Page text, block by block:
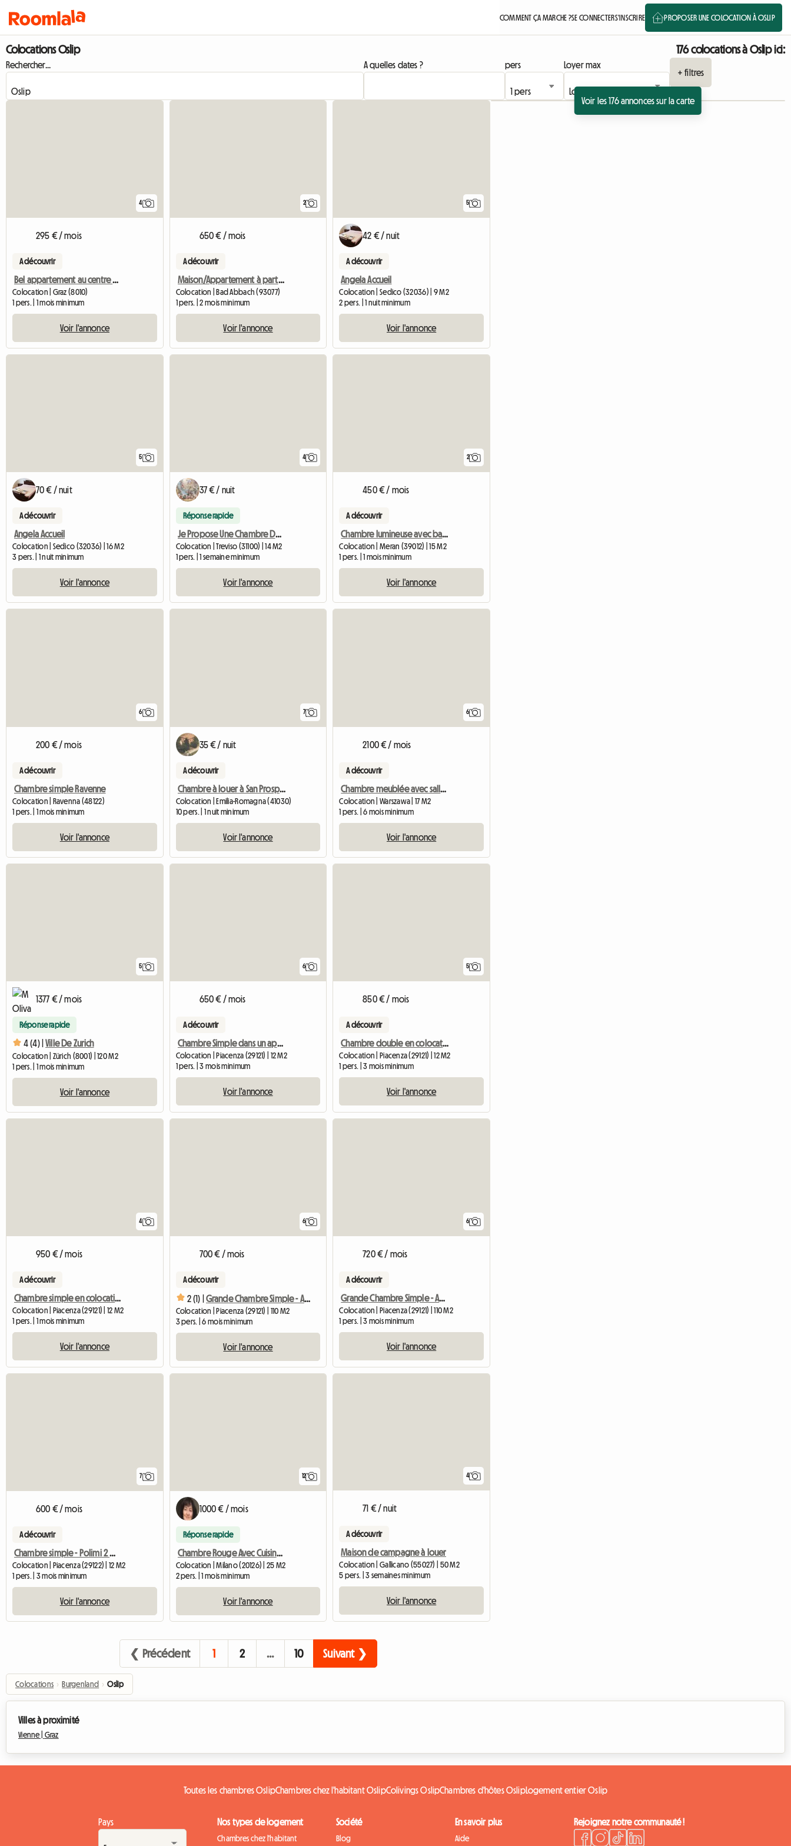
COMMENT ÇA MARCHE ?SE CONNECTERS'INSCRIRE PROPOSER UNE COLOCATION À OSLIP
Colocations Oslip 176 colocations à Oslip ici:
Rechercher... A quelles dates ? pers
Loyer max
+ filtres
Voir les 176 annonces sur la carte
4
295 € / mois
A découvrir
Bel appartement au centre de Graz
Colocation | Graz (8010)
1 pers. | 1 mois minimum
Voir l'annonce
2
650 € / mois
A découvrir
Maison/Appartement à partager à Charbonnières les Bains Juin
Colocation | Bad Abbach (93077)
1 pers. | 2 mois minimum
Voir l'annonce
5
42 € / nuit
A découvrir
Angela Accueil
Colocation | Sedico (32036) | 9 M2
2 pers. | 1 nuit minimum
Voir l'annonce
5
70 € / nuit
A découvrir
Angela Accueil
Colocation | Sedico (32036) | 16 M2
3 pers. | 1 nuit minimum
Voir l'annonce
4
37 € / nuit
Réponse rapide
Je Propose Une Chambre Double à Usage Individuel
Colocation | Treviso (31100) | 14 M2
1 pers. | 1 semaine minimum
Voir l'annonce
2
450 € / mois
A découvrir
Chambre lumineuse avec balcon et salle de bain séparée dans un appartement partagé pour 2 personnes
Colocation | Meran (39012) | 15 M2
1 pers. | 1 mois minimum
Voir l'annonce
6
200 € / mois
A découvrir
Chambre simple Ravenne
Colocation | Ravenna (48122)
1 pers. | 1 mois minimum
Voir l'annonce
7
35 € / nuit
A découvrir
Chambre à louer à San Prospero (MI)
Colocation | Emilia-Romagna (41030)
10 pers. | 1 nuit minimum
Voir l'annonce
6
2100 € / mois
A découvrir
Chambre meublée avec salle de bain privée dans un appartement partagé
Colocation | Warszawa | 17 M2
1 pers. | 6 mois minimum
Voir l'annonce
5
1377 € / mois
Réponse rapide
4 (4) | Ville De Zurich
Colocation | Zürich (8001) | 120 M2
1 pers. | 1 mois minimum
Voir l'annonce
6
650 € / mois
A découvrir
Chambre Simple dans un appartement partagé, uniquement pour étudiants - Polimi, UCSC
Colocation | Piacenza (29121) | 12 M2
1 pers. | 3 mois minimum
Voir l'annonce
5
850 € / mois
A découvrir
Chambre double en colocation - 1 min Polimi
Colocation | Piacenza (29121) | 12 M2
1 pers. | 3 mois minimum
Voir l'annonce
4
950 € / mois
A découvrir
Chambre simple en colocation
Colocation | Piacenza (29121) | 12 M2
1 pers. | 1 mois minimum
Voir l'annonce
6
700 € / mois
A découvrir
2 (1) | Grande Chambre Simple - Appartement Polimi-étudiants
Colocation | Piacenza (29121) | 110 M2
3 pers. | 6 mois minimum
Voir l'annonce
6
720 € / mois
A découvrir
Grande Chambre Simple - Appartement Polimi-étudiants
Colocation | Piacenza (29121) | 110 M2
1 pers. | 3 mois minimum
Voir l'annonce
7
600 € / mois
A découvrir
Chambre simple - Polimi 2 minutes à pied - Unicatt 10 minutes en bus
Colocation | Piacenza (29122) | 12 M2
1 pers. | 3 mois minimum
Voir l'annonce
12
1000 € / mois
Réponse rapide
Chambre Rouge Avec Cuisine À Usage Exclusif Près Du Métro
Colocation | Milano (20126) | 25 M2
2 pers. | 1 mois minimum
Voir l'annonce
4
71 € / nuit
A découvrir
Maison de campagne à louer
Colocation | Gallicano (55027) | 50 M2
5 pers. | 3 semaines minimum
Voir l'annonce
❮ Précédent 1 2 … 10 Suivant ❯
Colocations › Burgenland › Oslip
Villes à proximité
Vienne | Graz
Toutes les chambres OslipChambres chez l'habitant OslipColivings OslipChambres d'hôtes OslipLogement entier Oslip
Pays Nos types de logement
Chambres chez l'habitant
Société
Blog
En savoir plus
Aide
Rejoignez notre communauté !